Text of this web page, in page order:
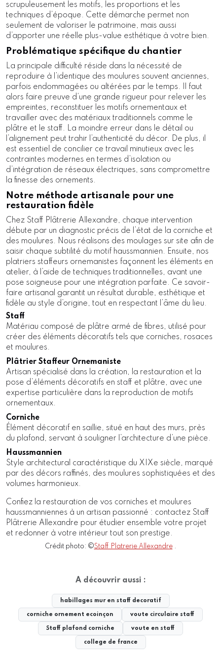
scrupuleusement les motifs, les proportions et les
techniques d’époque. Cette démarche permet non
seulement de valoriser le patrimoine, mais aussi
d’apporter une réelle plus-value esthétique à votre bien.
Problématique spécifique du chantier
La principale difficulté réside dans la nécessité de
reproduire à l’identique des moulures souvent anciennes,
parfois endommagées ou altérées par le temps. Il faut
alors faire preuve d’une grande rigueur pour relever les
empreintes, reconstituer les motifs ornementaux et
travailler avec des matériaux traditionnels comme le
plâtre et le staff. La moindre erreur dans le détail ou
l’alignement peut trahir l’authenticité du décor. De plus, il
est essentiel de concilier ce travail minutieux avec les
contraintes modernes en termes d’isolation ou
d’intégration de réseaux électriques, sans compromettre
la finesse des ornements.
Notre méthode artisanale pour une
restauration fidèle
Chez Staff Plâtrerie Allexandre, chaque intervention
débute par un diagnostic précis de l’état de la corniche et
des moulures. Nous réalisons des moulages sur site afin de
saisir chaque subtilité du motif haussmannien. Ensuite, nos
platriers staffeurs ornemanistes façonnent les éléments en
atelier, à l’aide de techniques traditionnelles, avant une
pose soigneuse pour une intégration parfaite. Ce savoir-
faire artisanal garantit un résultat durable, esthétique et
fidèle au style d’origine, tout en respectant l’âme du lieu.
Staff
Matériau composé de plâtre armé de fibres, utilisé pour
créer des éléments décoratifs tels que corniches, rosaces
et moulures.
Plâtrier Staffeur Ornemaniste
Artisan spécialisé dans la création, la restauration et la
pose d’éléments décoratifs en staff et plâtre, avec une
expertise particulière dans la reproduction de motifs
ornementaux.
Corniche
Élément décoratif en saillie, situé en haut des murs, près
du plafond, servant à souligner l’architecture d’une pièce.
Haussmannien
Style architectural caractéristique du XIXe siècle, marqué
par des décors raffinés, des moulures sophistiquées et des
volumes harmonieux.
Confiez la restauration de vos corniches et moulures
haussmanniennes à un artisan passionné : contactez Staff
Plâtrerie Allexandre pour étudier ensemble votre projet
et redonner à votre intérieur tout son prestige.
Crédit photo: ©Staff Platrerie Allexandre.
A découvrir aussi :
habillages mur en staff decoratif
corniche ornement ecoinçon voute circulaire staff
Staff plafond corniche voute en staff
college de france